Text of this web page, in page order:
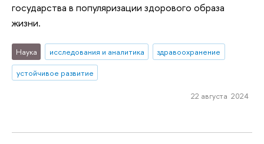
государства в популяризации здорового образа
жизни.
Наука исследования и аналитика
здравоохранение
устойчивое развитие
22 августа 2024